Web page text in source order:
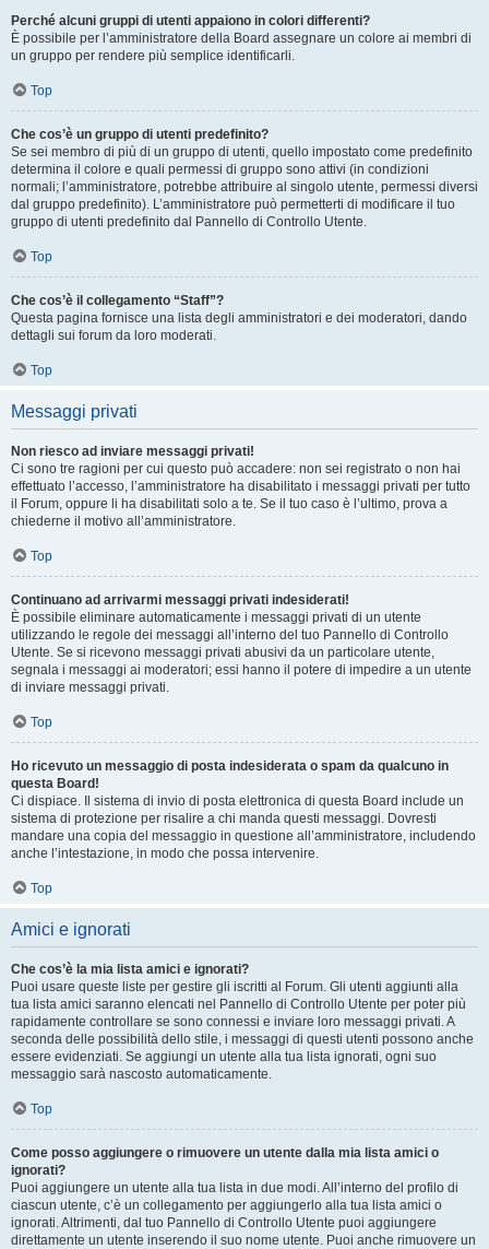
Perché alcuni gruppi di utenti appaiono in colori differenti?
È possibile per l’amministratore della Board assegnare un colore ai membri di
un gruppo per rendere più semplice identificarli.
Top
Che cos’è un gruppo di utenti predefinito?
Se sei membro di più di un gruppo di utenti, quello impostato come predefinito
determina il colore e quali permessi di gruppo sono attivi (in condizioni
normali; l’amministratore, potrebbe attribuire al singolo utente, permessi diversi
dal gruppo predefinito). L’amministratore può permetterti di modificare il tuo
gruppo di utenti predefinito dal Pannello di Controllo Utente.
Top
Che cos’è il collegamento “Staff”?
Questa pagina fornisce una lista degli amministratori e dei moderatori, dando
dettagli sui forum da loro moderati.
Top
Messaggi privati
Non riesco ad inviare messaggi privati!
Ci sono tre ragioni per cui questo può accadere: non sei registrato o non hai
effettuato l’accesso, l’amministratore ha disabilitato i messaggi privati per tutto
il Forum, oppure li ha disabilitati solo a te. Se il tuo caso è l’ultimo, prova a
chiederne il motivo all’amministratore.
Top
Continuano ad arrivarmi messaggi privati indesiderati!
È possibile eliminare automaticamente i messaggi privati ​​di un utente
utilizzando le regole dei messaggi all’interno del tuo Pannello di Controllo
Utente. Se si ricevono messaggi privati ​​abusivi da un particolare utente,
segnala i messaggi ai moderatori; essi hanno il potere di impedire a un utente
di inviare messaggi privati​​.
Top
Ho ricevuto un messaggio di posta indesiderata o spam da qualcuno in
questa Board!
Ci dispiace. Il sistema di invio di posta elettronica di questa Board include un
sistema di protezione per risalire a chi manda questi messaggi. Dovresti
mandare una copia del messaggio in questione all’amministratore, includendo
anche l’intestazione, in modo che possa intervenire.
Top
Amici e ignorati
Che cos’è la mia lista amici e ignorati?
Puoi usare queste liste per gestire gli iscritti al Forum. Gli utenti aggiunti alla
tua lista amici saranno elencati nel Pannello di Controllo Utente per poter più
rapidamente controllare se sono connessi e inviare loro messaggi privati. A
seconda delle possibilità dello stile, i messaggi di questi utenti possono anche
essere evidenziati. Se aggiungi un utente alla tua lista ignorati, ogni suo
messaggio sarà nascosto automaticamente.
Top
Come posso aggiungere o rimuovere un utente dalla mia lista amici o
ignorati?
Puoi aggiungere un utente alla tua lista in due modi. All’interno del profilo di
ciascun utente, c’è un collegamento per aggiungerlo alla tua lista amici o
ignorati. Altrimenti, dal tuo Pannello di Controllo Utente puoi aggiungere
direttamente un utente inserendo il suo nome utente. Puoi anche rimuovere un